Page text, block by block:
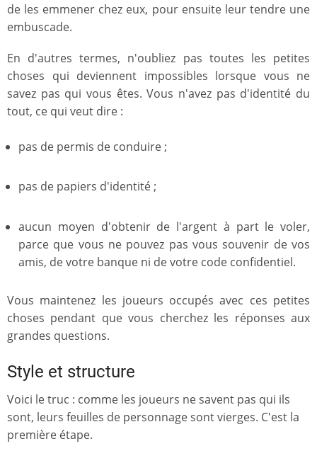
de les emmener chez eux, pour ensuite leur tendre une
embuscade.
En d'autres termes, n'oubliez pas toutes les petites
choses qui deviennent impossibles lorsque vous ne
savez pas qui vous êtes. Vous n'avez pas d'identité du
tout, ce qui veut dire :
pas de permis de conduire ;
pas de papiers d'identité ;
aucun moyen d'obtenir de l'argent à part le voler,
parce que vous ne pouvez pas vous souvenir de vos
amis, de votre banque ni de votre code confidentiel.
Vous maintenez les joueurs occupés avec ces petites
choses pendant que vous cherchez les réponses aux
grandes questions.
Style et structure
Voici le truc : comme les joueurs ne savent pas qui ils
sont, leurs feuilles de personnage sont vierges. C'est la
première étape.